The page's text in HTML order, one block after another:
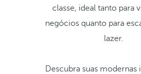
classe, ideal tanto para
negócios quanto para
lazer.
Descubra suas modernas